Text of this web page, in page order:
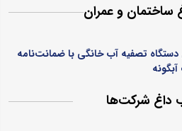
ساختمان و عمران
دستگاه تصفیه آب خانگی با ضمانت‌نامه
داغ شرکت‌ها